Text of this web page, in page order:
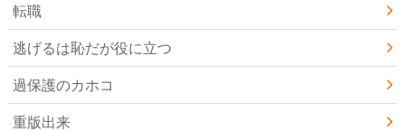
転職
逃げるは恥だが役に立つ
過保護のカホコ
重版出来